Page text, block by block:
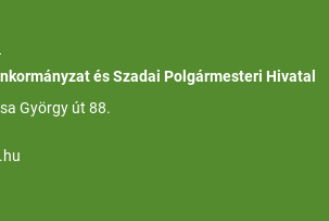
és Szadai Polgármesteri Hivatal
György út 88.